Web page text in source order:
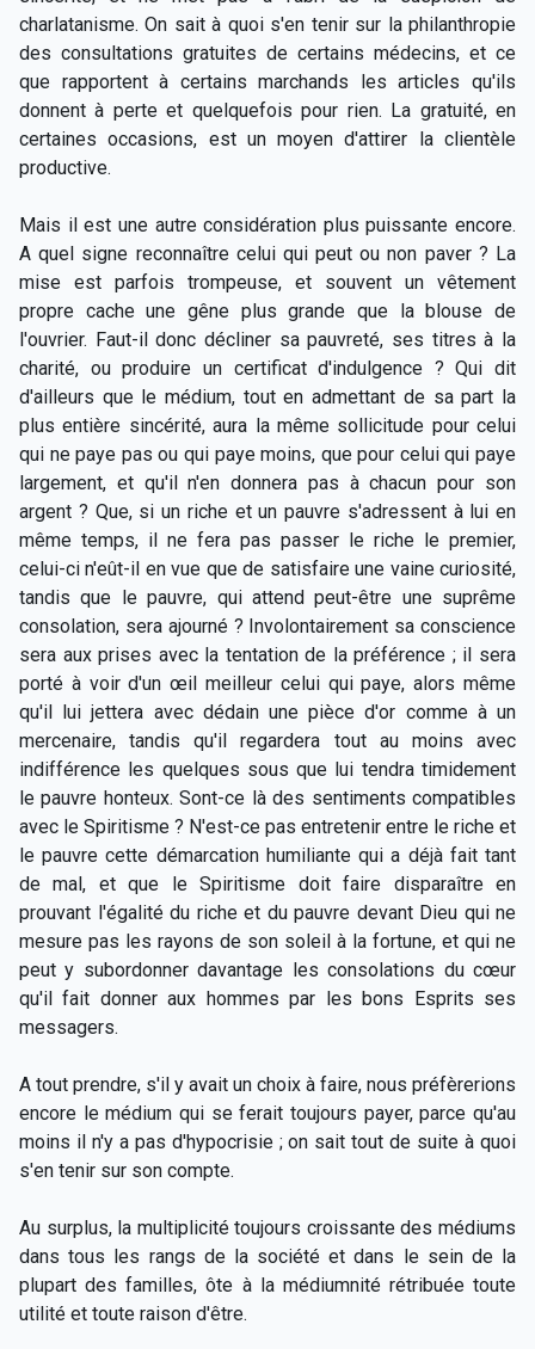
charlatanisme. On sait à quoi s'en tenir sur la philanthropie
des consultations gratuites de certains médecins, et ce
que rapportent à certains marchands les articles qu'ils
donnent à perte et quelquefois pour rien. La gratuité, en
certaines occasions, est un moyen d'attirer la clientèle
productive.
Mais il est une autre considération plus puissante encore.
A quel signe reconnaître celui qui peut ou non paver ? La
mise est parfois trompeuse, et souvent un vêtement
propre cache une gêne plus grande que la blouse de
l'ouvrier. Faut-il donc décliner sa pauvreté, ses titres à la
charité, ou produire un certificat d'indulgence ? Qui dit
d'ailleurs que le médium, tout en admettant de sa part la
plus entière sincérité, aura la même sollicitude pour celui
qui ne paye pas ou qui paye moins, que pour celui qui paye
largement, et qu'il n'en donnera pas à chacun pour son
argent ? Que, si un riche et un pauvre s'adressent à lui en
même temps, il ne fera pas passer le riche le premier,
celui-ci n'eût-il en vue que de satisfaire une vaine curiosité,
tandis que le pauvre, qui attend peut-être une suprême
consolation, sera ajourné ? Involontairement sa conscience
sera aux prises avec la tentation de la préférence ; il sera
porté à voir d'un œil meilleur celui qui paye, alors même
qu'il lui jettera avec dédain une pièce d'or comme à un
mercenaire, tandis qu'il regardera tout au moins avec
indifférence les quelques sous que lui tendra timidement
le pauvre honteux. Sont-ce là des sentiments compatibles
avec le Spiritisme ? N'est-ce pas entretenir entre le riche et
le pauvre cette démarcation humiliante qui a déjà fait tant
de mal, et que le Spiritisme doit faire disparaître en
prouvant l'égalité du riche et du pauvre devant Dieu qui ne
mesure pas les rayons de son soleil à la fortune, et qui ne
peut y subordonner davantage les consolations du cœur
qu'il fait donner aux hommes par les bons Esprits ses
messagers.
A tout prendre, s'il y avait un choix à faire, nous préfèrerions
encore le médium qui se ferait toujours payer, parce qu'au
moins il n'y a pas d'hypocrisie ; on sait tout de suite à quoi
s'en tenir sur son compte.
Au surplus, la multiplicité toujours croissante des médiums
dans tous les rangs de la société et dans le sein de la
plupart des familles, ôte à la médiumnité rétribuée toute
utilité et toute raison d'être.